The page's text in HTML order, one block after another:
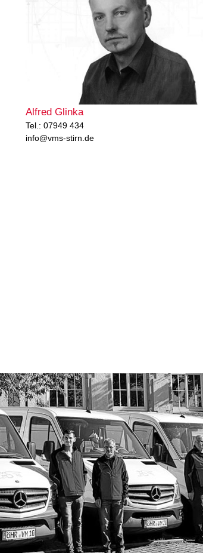
Alfred Glinka
Tel.: 07949 434
info@vms-stirn.de